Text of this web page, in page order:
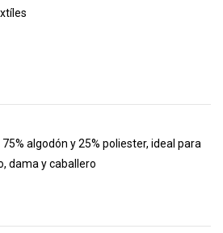
algodón y 25% poliester, ideal para
dama y caballero